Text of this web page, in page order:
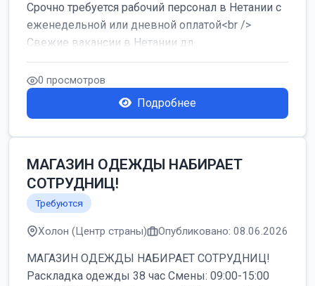
Срочно требуется рабочий персонал в Нетании с
еженедельной или дневной оплатой<br />
Свежие вакансии в Нетании дл...
0 просмотров
Подробнее
МАГАЗИН ОДЕЖДЫ НАБИРАЕТ
СОТРУДНИЦ!
Требуются
Холон (Центр страны) Опубликовано: 08.06.2026
МАГАЗИН ОДЕЖДЫ НАБИРАЕТ СОТРУДНИЦ!
Раскладка одежды 38 час Смены: 09:00-15:00